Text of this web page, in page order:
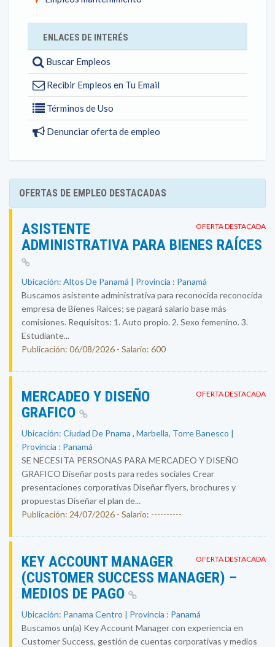
ENLACES DE INTERÉS
Buscar Empleos
Recibir Empleos en Tu Email
Términos de Uso
Denunciar oferta de empleo
OFERTAS DE EMPLEO DESTACADAS
OFERTA DESTACADA
ASISTENTE
ADMINISTRATIVA PARA BIENES RAÍCES
Ubicación: Altos De Panamá | Provincia : Panamá
Buscamos asistente administrativa para reconocida reconocida
empresa de Bienes Raíces; se pagará salario base más
comisiones. Requisitos: 1. Auto propio. 2. Sexo femenino. 3.
Estudiante...
Publicación: 06/08/2026 - Salario: 600
OFERTA DESTACADA
MERCADEO Y DISEÑO
GRAFICO
Ubicación: Ciudad De Pnama , Marbella, Torre Banesco |
Provincia : Panamá
SE NECESITA PERSONAS PARA MERCADEO Y DISEÑO
GRAFICO Diseñar posts para redes sociales Crear
presentaciones corporativas Diseñar flyers, brochures y
propuestas Diseñar el plan de...
Publicación: 24/07/2026 - Salario: ----------
OFERTA DESTACADA
KEY ACCOUNT MANAGER
(CUSTOMER SUCCESS MANAGER) –
MEDIOS DE PAGO
Ubicación: Panama Centro | Provincia : Panamá
Buscamos un(a) Key Account Manager con experiencia en
Customer Success, gestión de cuentas corporativas y medios